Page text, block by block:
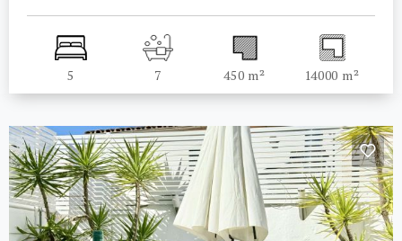
5 7 450 m² 14000 m²